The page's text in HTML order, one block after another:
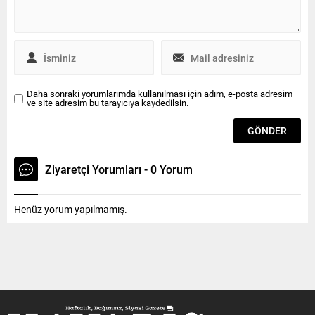
Daha sonraki yorumlarımda kullanılması için adım, e-posta adresim
ve site adresim bu tarayıcıya kaydedilsin.
Ziyaretçi Yorumları - 0 Yorum
Henüz yorum yapılmamış.